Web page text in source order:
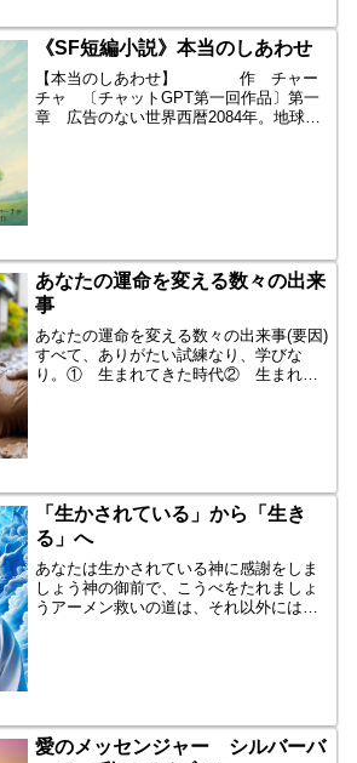
その道の途中で幾度も立ち止まり、問い
続けてきた。...
《SF短編小説》本当のしあわせ
【本当のしあわせ】 作 チャー
チャ 〔チャットGPT第一回作品〕第一
章 広告のない世界西暦2084年。地球か
あなたの運命を変える数々の出来
事
あなたの運命を変える数々の出来事(要因)
すべて、ありがたい試練なり、学びな
り。① 生まれてきた時代② 生まれた
「生かされている」から「生き
る」へ
あなたは生かされている神に感謝をしま
しょう神の御前で、こうべをたれましょ
うアーメン救いの道は、それ以外にはあ
愛のメッセンジャー シルバーバ